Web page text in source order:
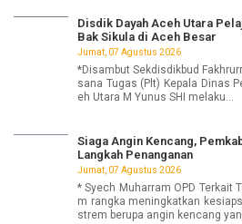
Disdik Dayah Aceh Utara
Bak Sikula di Aceh Besar
Jumat, 07 Agustus 2026
*Disambut Sekdisdikbud
sana Tugas (Plt) Kepala Dinas
eh Utara M Yunus SHI melaku...
Siaga Angin Kencang,
Langkah Penanganan
Jumat, 07 Agustus 2026
* Syech Muharram OPD Terkait
m rangka meningkatkan
strem berupa angin kencang